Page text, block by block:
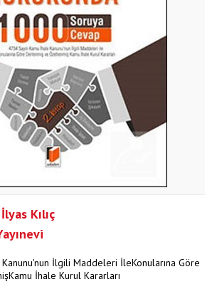
İlyas Kılıç
İlgili Maddeleri İleKonularına Göre
İhale Kurul Kararları